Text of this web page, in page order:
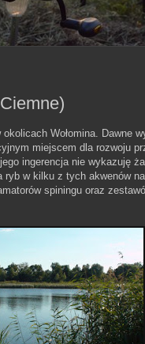
Wołomina. Dawne
miejscem dla rozwoju
ingerencja nie wykazuję
w kilku z tych akwenów
spiningu oraz